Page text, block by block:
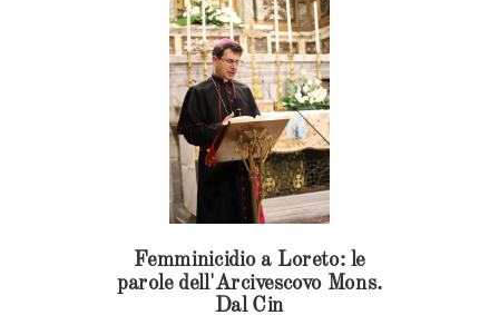
Femminicidio a Loreto: le
parole dell'Arcivescovo Mons.
Dal Cin